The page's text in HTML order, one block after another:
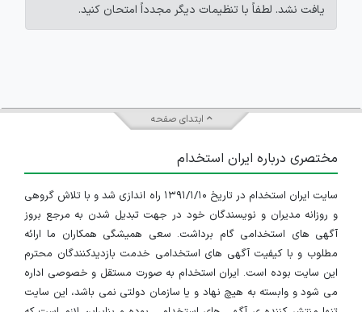
یافت نشد. لطفاً با تنظیمات دیگر مجدداً امتحان کنید.
ابتدای صفحه
مختصری درباره ایران استخدام
سایت ایران استخدام در تاریخ ۱۳۹۱/۱/۱۰ راه اندازی شد و با تلاش گروهی
و روزانه مدیران و نویسندگان خود در جهت تبدیل شدن به مرجع بروز
آگهی های استخدامی گام برداشت. سعی همیشگی همکاران ما ارائه
مطلوب و با کیفیت آگهی های استخدامی خدمت بازدیدکنندگان محترم
این سایت بوده است. ایران استخدام به صورت مستقل و خصوصی اداره
می شود و وابسته به هیچ نهاد و یا سازمان دولتی نمی باشد، این سایت